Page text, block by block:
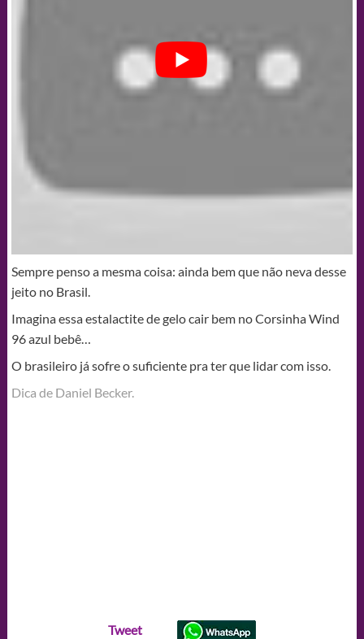
Sempre penso a mesma coisa: ainda bem que não neva desse
jeito no Brasil.
Imagina essa estalactite de gelo cair bem no Corsinha Wind
96 azul bebê…
O brasileiro já sofre o suficiente pra ter que lidar com isso.
Dica de Daniel Becker.
Tweet